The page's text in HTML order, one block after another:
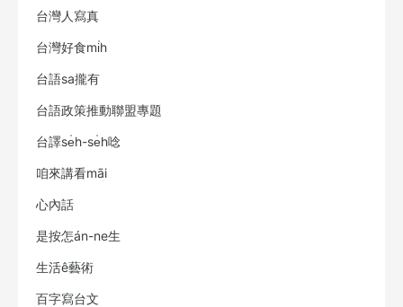
台灣人寫真
台灣好食mi̍h
台語sa攏有
台語政策推動聯盟專題
台譯se̍h-se̍h唸
咱來講看māi
心內話
是按怎án-ne生
生活ê藝術
百字寫台文